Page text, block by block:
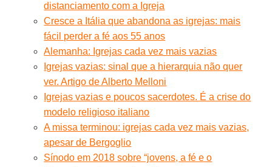
distanciamento com a Igreja
Cresce a Itália que abandona as igrejas: mais
fácil perder a fé aos 55 anos
Alemanha: Igrejas cada vez mais vazias
Igrejas vazias: sinal que a hierarquia não quer
ver. Artigo de Alberto Melloni
Igrejas vazias e poucos sacerdotes. É a crise do
modelo religioso italiano
A missa terminou: igrejas cada vez mais vazias,
apesar de Bergoglio
Sínodo em 2018 sobre “jovens, a fé e o